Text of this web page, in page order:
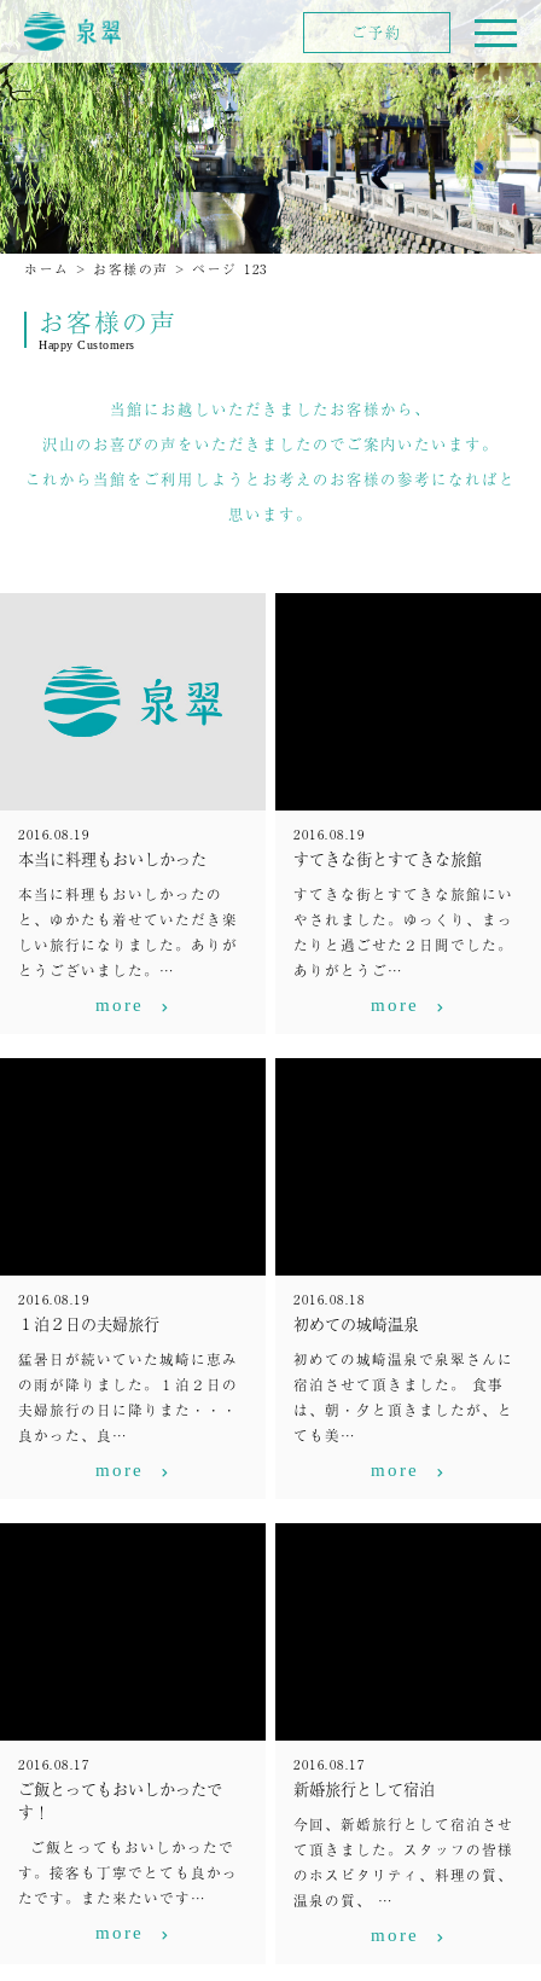
ホーム > お客様の声 > ページ 123
お客様の声
Happy Customers
当館にお越しいただきましたお客様から、
沢山のお喜びの声をいただきましたのでご案内いたいます。
これから当館をご利用しようとお考えのお客様の参考になればと
思います。
2016.08.19
本当に料理もおいしかった
本当に料理もおいしかったの
と、ゆかたも着せていただき楽
しい旅行になりました。ありが
とうございました。…
more
2016.08.19
すてきな街とすてきな旅館
すてきな街とすてきな旅館にい
やされました。ゆっくり、まっ
たりと過ごせた２日間でした。
ありがとうご…
more
2016.08.19
１泊２日の夫婦旅行
猛暑日が続いていた城崎に恵み
の雨が降りました。１泊２日の
夫婦旅行の日に降りまた・・・
良かった、良…
more
2016.08.18
初めての城崎温泉
初めての城崎温泉で泉翠さんに
宿泊させて頂きました。 食事
は、朝・夕と頂きましたが、と
ても美…
more
2016.08.17
ご飯とってもおいしかったで
す！
ご飯とってもおいしかったで
す。接客も丁寧でとても良かっ
たです。また来たいです…
more
2016.08.17
新婚旅行として宿泊
今回、新婚旅行として宿泊させ
て頂きました。スタッフの皆様
のホスピタリティ、料理の質、
温泉の質、 …
more
ご予約